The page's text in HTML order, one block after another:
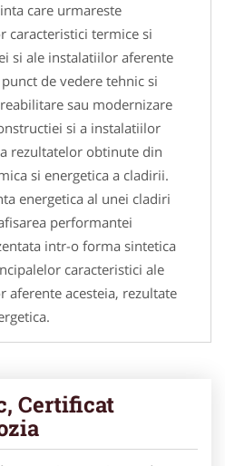
care urmareste
caracteristici termice si
si ale instalatiilor aferente
de vedere tehnic si
sau modernizare
si a instalatiilor
rezultatelor obtinute din
si energetica a cladirii.
energetica al unei cladiri
performantei
intr-o forma sintetica
caracteristici ale
aferente acesteia, rezultate
Certificat